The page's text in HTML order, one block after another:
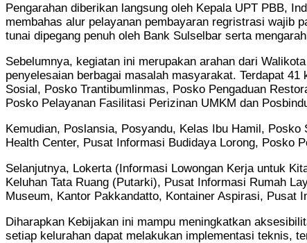
Pengarahan diberikan langsung oleh Kepala UPT PBB,
membahas alur pelayanan pembayaran regristrasi wajib
tunai dipegang penuh oleh Bank Sulselbar serta
Sebelumnya, kegiatan ini merupakan arahan dari
penyelesaian berbagai masalah masyarakat. Terdapat
Sosial, Posko Trantibumlinmas, Posko Pengaduan
Posko Pelayanan Fasilitasi Perizinan UMKM dan
Kemudian, Poslansia, Posyandu, Kelas Ibu Hamil,
Health Center, Pusat Informasi Budidaya Lorong, Posko
Selanjutnya, Lokerta (Informasi Lowongan Kerja untuk
Keluhan Tata Ruang (Putarki), Pusat Informasi Rumah
Museum, Kantor Pakkandatto, Kontainer Aspirasi, Pusat
Diharapkan Kebijakan ini mampu meningkatkan
setiap kelurahan dapat melakukan implementasi teknis,